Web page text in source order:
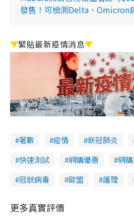
發售！可檢測Delta、Omicron
▼緊貼最新疫情消息▼
著數 疫情 新冠肺炎
快速測試
網購優惠 網
冠狀病毒
歐盟 護理
更多真實評價